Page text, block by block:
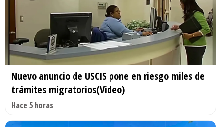
Nuevo anuncio de USCIS pone en riesgo miles de
trámites migratorios(Video)
Hace 5 horas